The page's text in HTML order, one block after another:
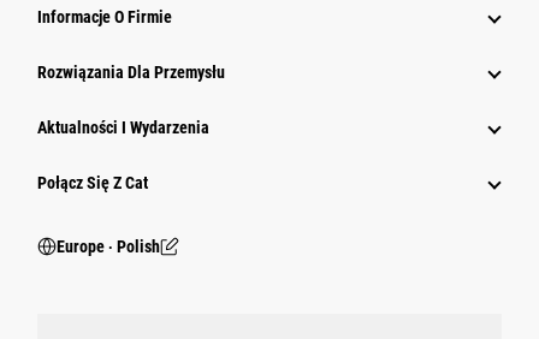
Informacje O Firmie
Rozwiązania Dla Przemysłu
Aktualności I Wydarzenia
Połącz Się Z Cat
Europe ‧ Polish